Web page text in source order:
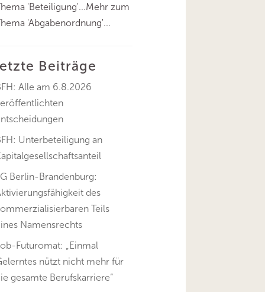
'Beteiligung'...Mehr zum
'Abgabenordnung'...
Beiträge
Alle am 6.8.2026
Unterbeteiligung an
Berlin-Brandenburg:
des
Teils
Namensrechts
Futuromat: „Einmal
nützt nicht mehr für
gesamte Berufskarriere“